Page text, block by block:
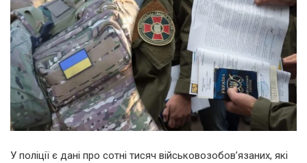
У поліції є дані про сотні тисяч військовозобов’язаних, які